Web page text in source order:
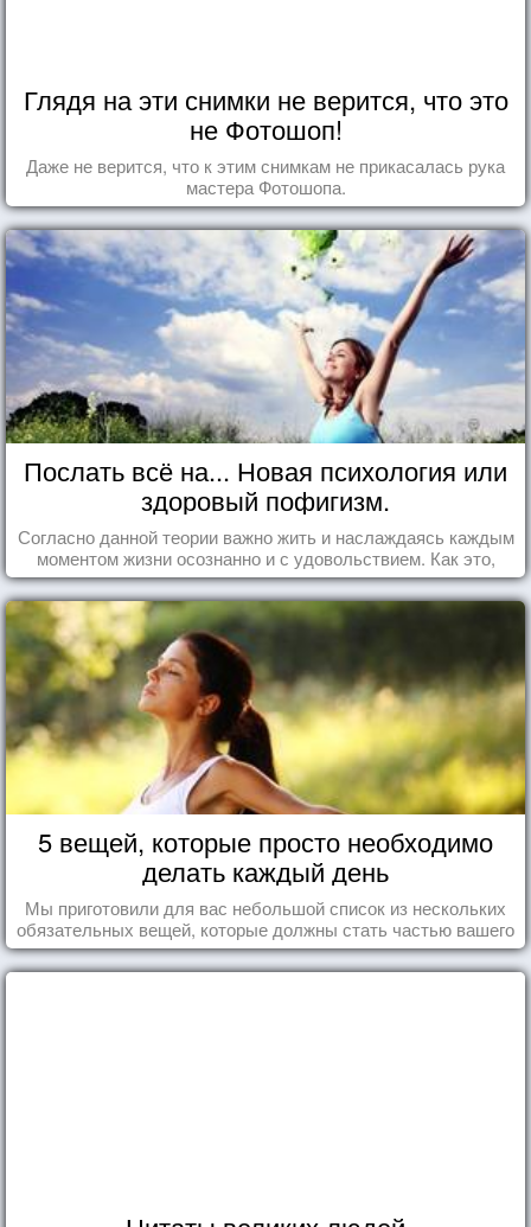
Глядя на эти снимки не верится, что это
не Фотошоп!
Даже не верится, что к этим снимкам не прикасалась рука
мастера Фотошопа.
Послать всё на... Новая психология или
здоровый пофигизм.
Согласно данной теории важно жить и наслаждаясь каждым
моментом жизни осознанно и с удовольствием. Как это,
попробуем разобраться на реальных примерах.
5 вещей, которые просто необходимо
делать каждый день
Мы приготовили для вас небольшой список из нескольких
обязательных вещей, которые должны стать частью вашего
дня.